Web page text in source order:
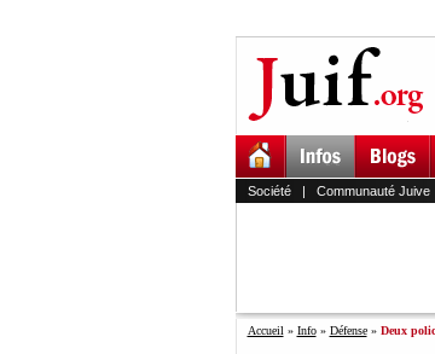
Société| Communauté Juive
Accueil » Info» Défense» Deux